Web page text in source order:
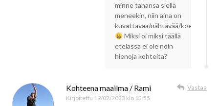
minne tahansa siellä
meneekin, niin aina on
kuvattavaa/nähtävää/koettavaa!
Miksi oi miksi täällä
etelässä ei ole noin
hienoja kohteita?
Kohteena maailma / Rami
Kirjoitettu 19/02/2023 klo 13:55
Vastaa